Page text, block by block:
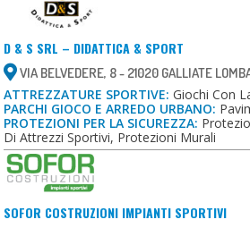
D & S SRL – DIDATTICA & SPORT
VIA BELVEDERE, 8 - 21020 GALLIATE
ATTREZZATURE SPORTIVE: Giochi Con
PARCHI GIOCO E ARREDO URBANO:
PROTEZIONI PER LA SICUREZZA:
Di Attrezzi Sportivi, Protezioni Murali
SOFOR COSTRUZIONI IMPIANTI SPORTIVI